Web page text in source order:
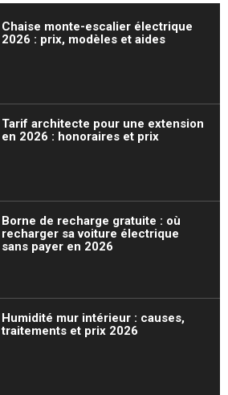
Chaise monte-escalier électrique
2026 : prix, modèles et aides
Tarif architecte pour une extension
en 2026 : honoraires et prix
Borne de recharge gratuite : où
recharger sa voiture électrique
sans payer en 2026
Humidité mur intérieur : causes,
traitements et prix 2026